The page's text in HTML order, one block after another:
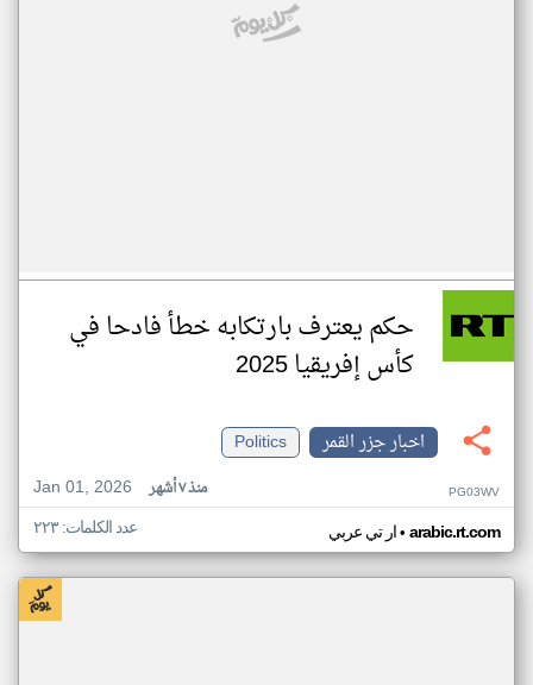
حكم يعترف بارتكابه خطأ فادحا في
كأس إفريقيا 2025
اخبار جزر القمر
Politics
Jan 01, 2026
منذ ٧ أشهر PG03WV
ار تي عربي• arabic.rt.com عدد الكلمات: ٢٢٣